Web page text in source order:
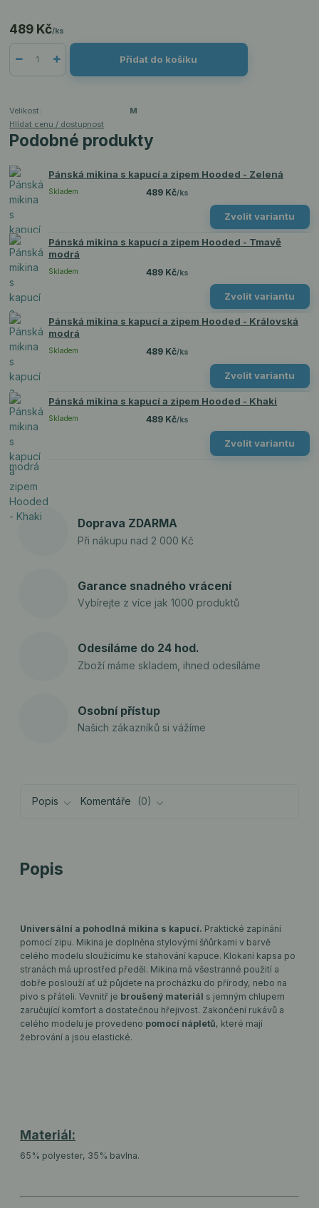
489 Kč/ks
Přidat do košíku
Velikost:
M
Hlídat cenu / dostupnost
Podobné produkty
Pánská mikina s kapucí a zipem Hooded - Zelená
489 Kč/ks
Skladem
Zvolit variantu
Pánská mikina s kapucí a zipem Hooded - Tmavě
modrá
489 Kč/ks
Skladem
Zvolit variantu
Pánská mikina s kapucí a zipem Hooded - Královská
modrá
489 Kč/ks
Skladem
Zvolit variantu
Pánská mikina s kapucí a zipem Hooded - Khaki
489 Kč/ks
Skladem
Zvolit variantu
Doprava ZDARMA
Při nákupu nad 2 000 Kč
Garance snadného vrácení
Vybírejte z více jak 1000 produktů
Odesíláme do 24 hod.
Zboží máme skladem, ihned odesíláme
Osobní přístup
Našich zákazníků si vážíme
Popis Komentáře 0
Popis
Universální a pohodlná mikina s kapucí. Praktické zapínání
pomocí zipu. Mikina je doplněna stylovými šňůrkami v barvě
celého modelu sloužícímu ke stahování kapuce. Klokaní kapsa po
stranách má uprostřed předěl. Mikina má všestranné použití a
dobře poslouží ať už půjdete na procházku do přírody, nebo na
pivo s přáteli. Vevnitř je broušený materiál s jemným chlupem
zaručující komfort a dostatečnou hřejivost. Zakončení rukávů a
celého modelu je provedeno pomocí nápletů, které mají
žebrování a jsou elastické.
Materiál:
65% polyester, 35% bavlna.